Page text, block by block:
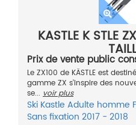
KASTLE K STLE
Prix de vente public
Le ZX100 de KÄSTLE est
gamme ZX s'inspire des
se... voir plus
Ski Kastle Adulte homme
Sans fixation 2017 - 2018